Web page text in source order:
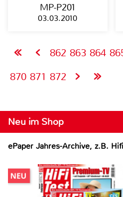
MP-P201
03.03.2010
862 863 864
870 871 872
Neu im Shop
ePaper Jahres-Archive, z.B.